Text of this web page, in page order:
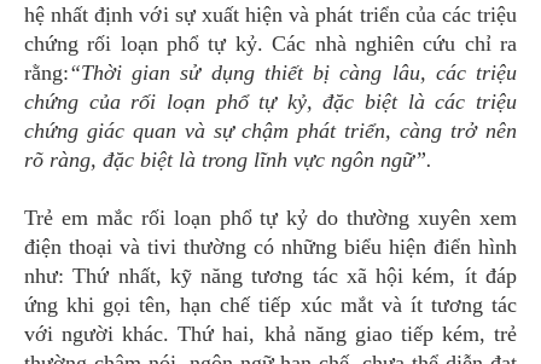
hệ nhất định với sự xuất hiện và phát triển của các triệu
chứng rối loạn phổ tự kỷ. Các nhà nghiên cứu chỉ ra
rằng:“Thời gian sử dụng thiết bị càng lâu, các triệu
chứng của rối loạn phổ tự kỷ, đặc biệt là các triệu
chứng giác quan và sự chậm phát triển, càng trở nên
rõ ràng, đặc biệt là trong lĩnh vực ngôn ngữ”.
Trẻ em mắc rối loạn phổ tự kỷ do thường xuyên xem
điện thoại và tivi thường có những biểu hiện điển hình
như: Thứ nhất, kỹ năng tương tác xã hội kém, ít đáp
ứng khi gọi tên, hạn chế tiếp xúc mắt và ít tương tác
với người khác. Thứ hai, khả năng giao tiếp kém, trẻ